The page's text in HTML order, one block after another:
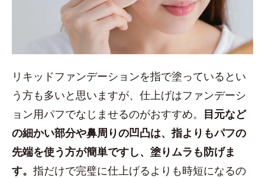
リキッドファンデーションを指で塗っているとい
う方も多いと思いますが、仕上げはファンデーシ
ョン用パフでなじませるのがおすすめ。 目元など
の細かい部分や鼻周りの凹凸は、指よりもパフの
先端を使う方が簡単ですし、塗りムラも防げま
す。 指だけで完璧に仕上げるよりも時短になるの